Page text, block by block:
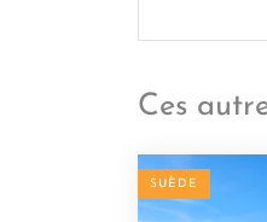
Ces
SUÈDE